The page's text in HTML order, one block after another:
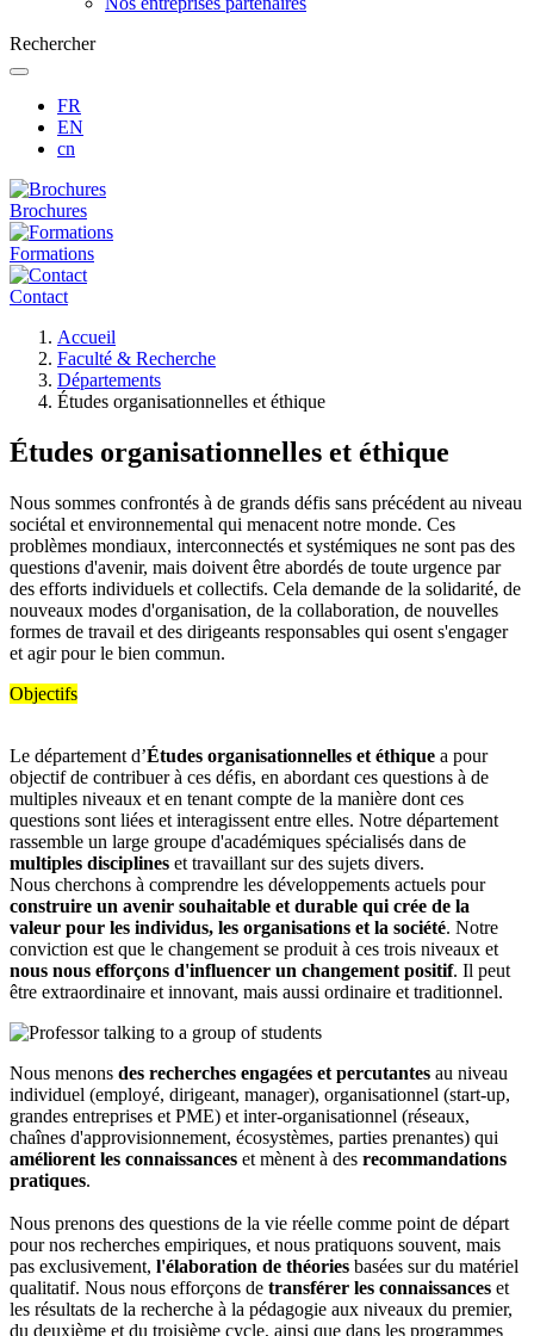
Rechercher
FR
EN
cn
Brochures
Formations
Contact
d'Ariane
Accueil
Faculté & Recherche
Départements
Études organisationnelles et éthique
Études organisationnelles et éthique
Nous sommes confrontés à de grands défis sans précédent au niveau
sociétal et environnemental qui menacent notre monde. Ces
problèmes mondiaux, interconnectés et systémiques ne sont pas des
questions d'avenir, mais doivent être abordés de toute urgence par
des efforts individuels et collectifs. Cela demande de la solidarité, de
nouveaux modes d'organisation, de la collaboration, de nouvelles
formes de travail et des dirigeants responsables qui osent s'engager
et agir pour le bien commun.
Objectifs
Le département d’Études organisationnelles et éthique a pour
objectif de contribuer à ces défis, en abordant ces questions à de
multiples niveaux et en tenant compte de la manière dont ces
questions sont liées et interagissent entre elles. Notre département
rassemble un large groupe d'académiques spécialisés dans de
multiples disciplines et travaillant sur des sujets divers.
Nous cherchons à comprendre les développements actuels pour
construire un avenir souhaitable et durable qui crée de la
valeur pour les individus, les organisations et la société. Notre
conviction est que le changement se produit à ces trois niveaux et
nous nous efforçons d'influencer un changement positif. Il peut
être extraordinaire et innovant, mais aussi ordinaire et traditionnel.
Nous menons des recherches engagées et percutantes au niveau
individuel (employé, dirigeant, manager), organisationnel (start-up,
grandes entreprises et PME) et inter-organisationnel (réseaux,
chaînes d'approvisionnement, écosystèmes, parties prenantes) qui
améliorent les connaissances et mènent à des recommandations
pratiques.
Nous prenons des questions de la vie réelle comme point de départ
pour nos recherches empiriques, et nous pratiquons souvent, mais
pas exclusivement, l'élaboration de théories basées sur du matériel
qualitatif. Nous nous efforçons de transférer les connaissances et
les résultats de la recherche à la pédagogie aux niveaux du premier,
du deuxième et du troisième cycle, ainsi que dans les programmes